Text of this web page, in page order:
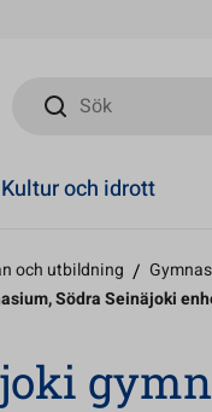
Kultur och idrott
och utbildning /
Södra Seinäjoki